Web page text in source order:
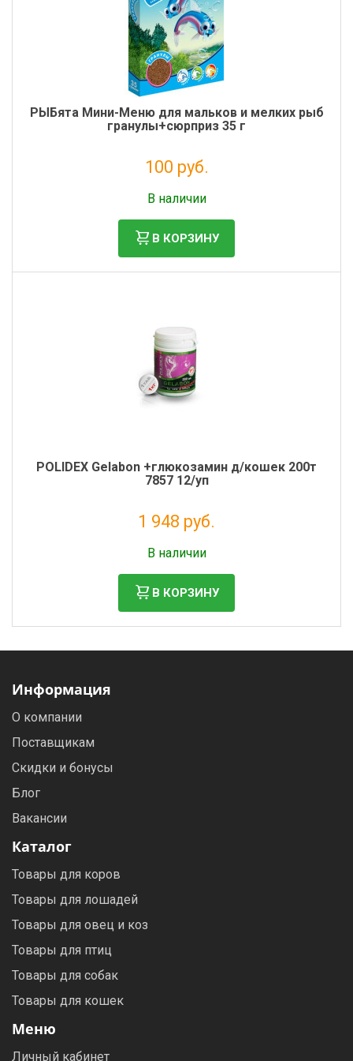
РЫБята Мини-Меню для мальков и мелких рыб
гранулы+сюрприз 35 г
100 руб.
В наличии
В КОРЗИНУ
POLIDEX Gelabon +глюкозамин д/кошек 200т
7857 12/уп
1 948 руб.
В наличии
В КОРЗИНУ
Информация
О компании
Поставщикам
Скидки и бонусы
Блог
Вакансии
Каталог
Товары для коров
Товары для лошадей
Товары для овец и коз
Товары для птиц
Товары для собак
Товары для кошек
Меню
Личный кабинет